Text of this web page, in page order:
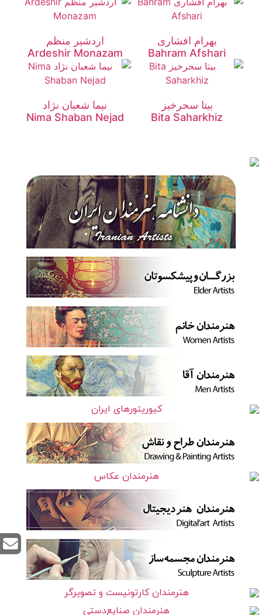
بهرام افشاری
Bahram Afshari
اردشیر منظم
Ardeshir Monazam
بیتا سحرخیز
Bita Saharkhiz
نیما شعبان نژاد
Nima Shaban Nejad